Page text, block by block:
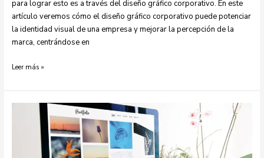
para lograr esto es a través del diseño gráfico corporativo. En este
artículo veremos cómo el diseño gráfico corporativo puede potenciar
la identidad visual de una empresa y mejorar la percepción de la
marca, centrándose en
Leer más »